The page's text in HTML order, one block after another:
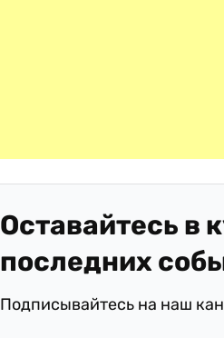
Оставайтесь в
последних
Подписывайтесь на наш